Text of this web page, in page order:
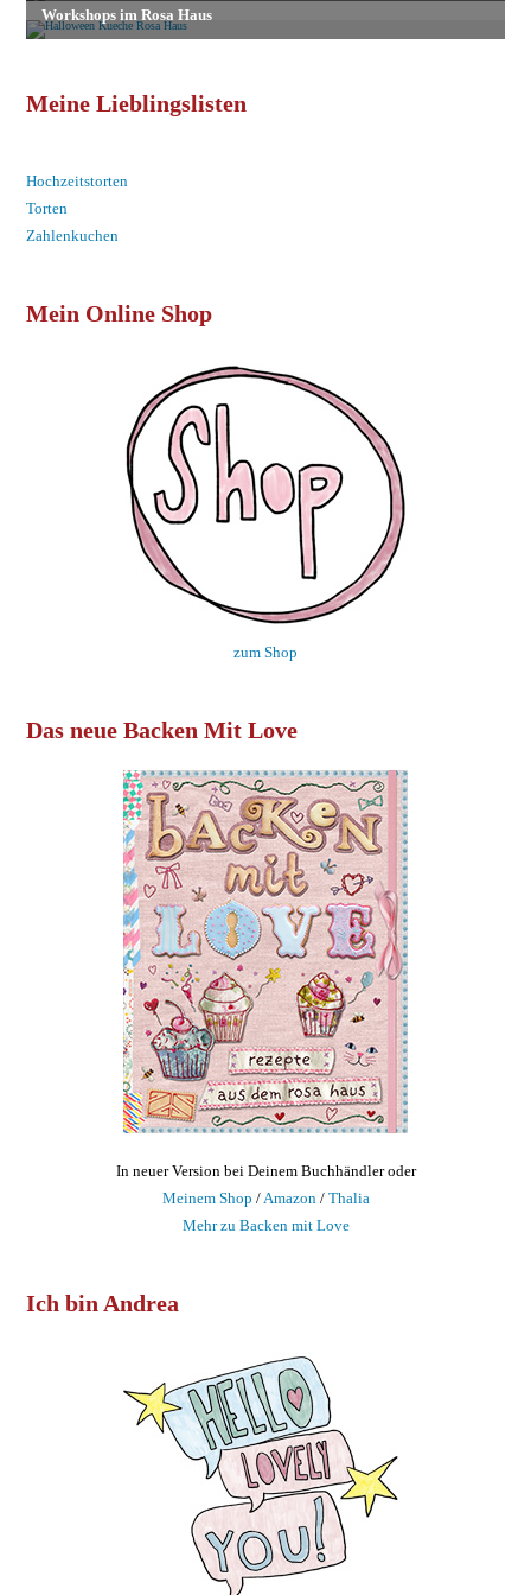
Meine Lieblingslisten
Hochzeitstorten
Torten
Zahlenkuchen
Mein Online Shop
zum Shop
Das neue Backen Mit Love
In neuer Version bei Deinem Buchhändler oder
Meinem Shop / Amazon / Thalia
Mehr zu Backen mit Love
Ich bin Andrea